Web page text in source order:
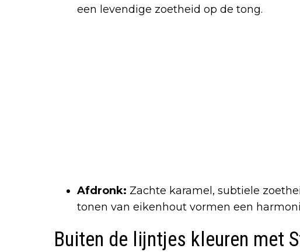
een levendige zoetheid op de tong.
Afdronk: Zachte karamel, subtiele
tonen van eikenhout vormen een
Buiten de lijntjes kleuren met